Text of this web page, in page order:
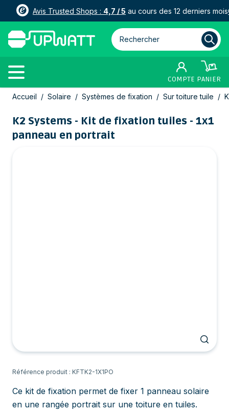
Avis Trusted Shops : 4,7 / 5 au cours des 12 derniers mois
Rechercher parmi plus de
COMPTE PANIER
Allez au contenu
Accueil / Solaire / Systèmes de fixation / Sur toiture tuile /
K2 Systems - Kit de fixation tuiles - 1x1
panneau en portrait
Référence produit : KFTK2-1X1PO
Ce kit de fixation permet de fixer 1 panneau solaire
en une rangée portrait sur une toiture en tuiles.